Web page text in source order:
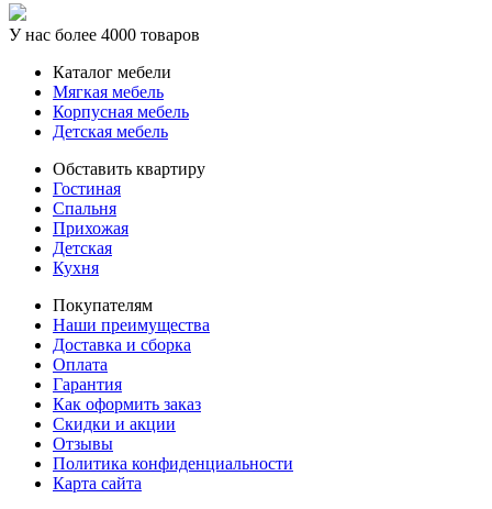
У нас более 4000 товаров
Каталог мебели
Мягкая мебель
Корпусная мебель
Детская мебель
Обставить квартиру
Гостиная
Спальня
Прихожая
Детская
Кухня
Покупателям
Наши преимущества
Доставка и сборка
Оплата
Гарантия
Как оформить заказ
Скидки и акции
Отзывы
Политика конфиденциальности
Карта сайта